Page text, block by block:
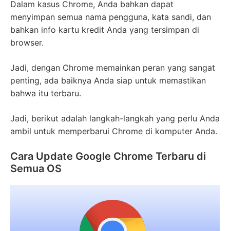
Dalam kasus Chrome, Anda bahkan dapat
menyimpan semua nama pengguna, kata sandi, dan
bahkan info kartu kredit Anda yang tersimpan di
browser.
Jadi, dengan Chrome memainkan peran yang sangat
penting, ada baiknya Anda siap untuk memastikan
bahwa itu terbaru.
Jadi, berikut adalah langkah-langkah yang perlu Anda
ambil untuk memperbarui Chrome di komputer Anda.
Cara Update Google Chrome Terbaru di
Semua OS